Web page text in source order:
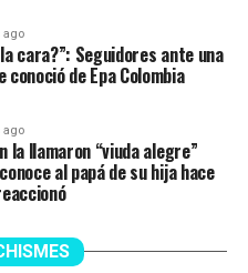
ago
cara?”: Seguidores ante una
de Epa Colombia
ago
la llamaron “viuda alegre”
al papá de su hija hace